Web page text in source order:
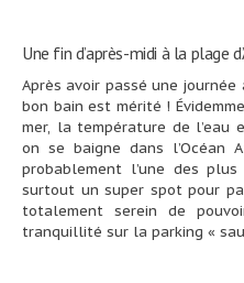
Une fin d’après-midi à la plage
Après avoir passé une
bon bain est mérité !
mer, la température de l’eau
on se baigne dans l’Océan
probablement l’une des
surtout un super spot pour
totalement serein de
tranquillité sur la parking «